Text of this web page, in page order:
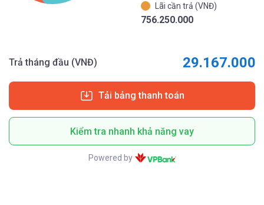
Lãi cần trả (VNĐ)
756.250.000
Trả tháng đầu (VNĐ) 29.167.000
Tải bảng thanh toán
Kiểm tra nhanh khả năng vay
Powered by